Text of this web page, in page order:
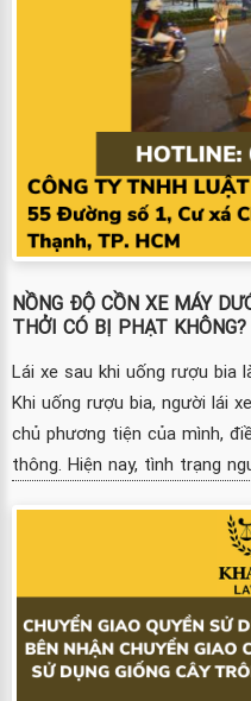
NỒNG ĐỘ CỒN XE MÁY
THỞI CÓ BỊ PHẠT
Lái xe sau khi uống rượu bia
Khi uống rượu bia, người lái
chủ phương tiện của mình,
thông. Hiện nay, tình trạng